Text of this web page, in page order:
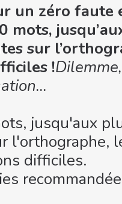
un zéro faute
mots,
sur
!
jusqu'aux
l'orthographe,
difficiles.